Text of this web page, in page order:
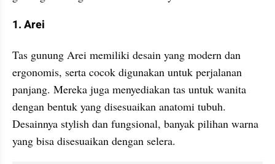
1. Arei
Tas gunung Arei memiliki desain yang modern dan
ergonomis, serta cocok digunakan untuk perjalanan
panjang. Mereka juga menyediakan tas untuk wanita
dengan bentuk yang disesuaikan anatomi tubuh.
Desainnya stylish dan fungsional, banyak pilihan warna
yang bisa disesuaikan dengan selera.